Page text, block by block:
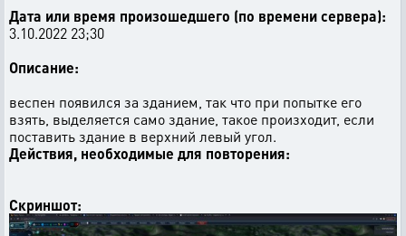
Дата или время произошедшего (по времени сервера):
3.10.2022 23;30
Описание:
веспен появился за зданием, так что при попытке его
взять, выделяется само здание, такое произходит, если
поставить здание в верхний левый угол.
Действия, необходимые для повторения:
Скриншот: